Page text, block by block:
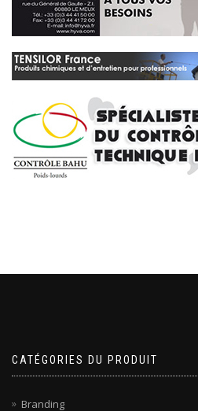
CATÉGORIES DU PRODUIT
Branding